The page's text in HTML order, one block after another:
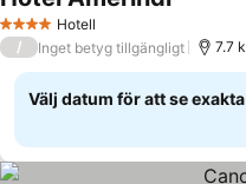
4 StjärnorHotell
/ Inget betyg tillgängligt 7.7
Välj datum för att se